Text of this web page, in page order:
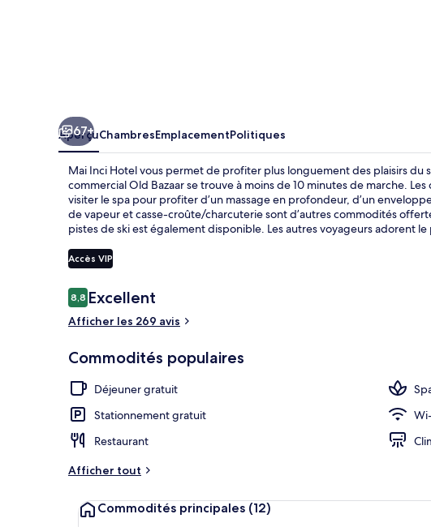
67+
AperçuChambresEmplacementPolitiques
Mai Inci Hotel vous permet de profiter plus longuement des plaisirs du
commercial Old Bazaar se trouve à moins de 10 minutes de marche.
visiter le spa pour profiter d’un massage en profondeur, d’un
de vapeur et casse-croûte/charcuterie sont d’autres commodités
pistes de ski est également disponible. Les autres voyageurs adorent
Accès VIP
Avis
8,88,8 sur 10 –
Excellent
Afficher les 269 avis
Commodités populaires
Déjeuner gratuit
Stationnement gratuit
Restaurant
Afficher tout
Commodités principales (12)